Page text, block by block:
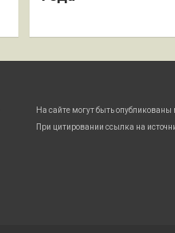
На сайте могут быть
При цитировании ссылка на